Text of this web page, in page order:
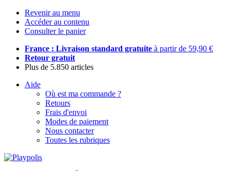
Revenir au menu
Accéder au contenu
Consulter le panier
France : Livraison standard gratuite à partir de 59,90 €
Retour gratuit
Plus de 5.850 articles
Aide
Où est ma commande ?
Retours
Frais d'envoi
Modes de paiement
Nous contacter
Toutes les rubriques